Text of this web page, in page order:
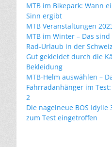
MTB im Bikepark: Wann
Sinn ergibt
MTB Veranstaltungen
MTB im Winter – Das
Rad-Urlaub in der
Gut gekleidet durch die
Bekleidung
MTB-Helm auswählen –
Fahrradanhänger im
2
Die nagelneue BOS Idylle
zum Test eingetroffen